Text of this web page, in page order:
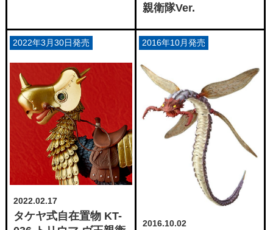
親衛隊Ver.
2022.02.17
タケヤ式自在置物 KT-
2022年3月30日発売
2016.10.02
2016年10月発売